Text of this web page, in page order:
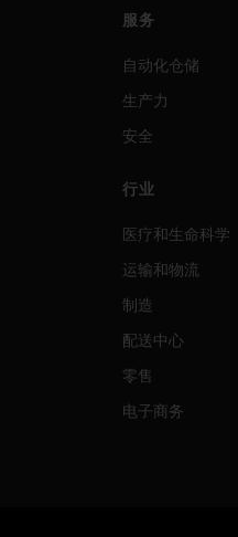
服务
自动化仓储
生产力
安全
行业
医疗和生命科学
运输和物流
制造
配送中心
零售
电子商务